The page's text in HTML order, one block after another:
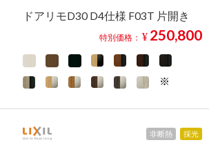
ドアリモD30 D4仕様 F03T 片開き
特別価格： ¥ 250,800
非断熱 採光